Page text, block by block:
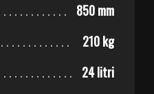
850 mm
210 kg
24 litri